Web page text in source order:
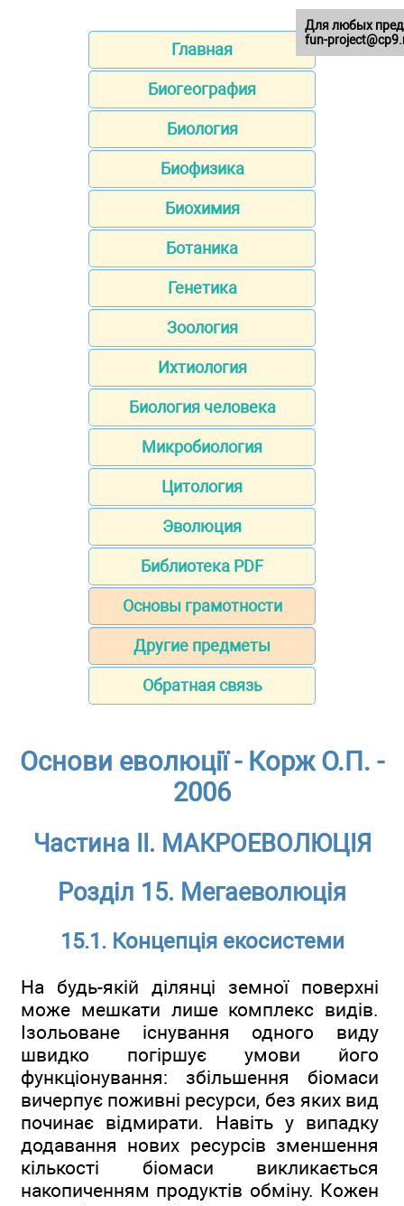
Главная
Биогеография
Биология
Биофизика
Биохимия
Ботаника
Генетика
Зоология
Ихтиология
Биология человека
Микробиология
Цитология
Эволюция
Библиотека PDF
Основы грамотности
Другие предметы
Обратная связь
Основи еволюції - Корж О.П. -
2006
Частина ІІ. МАКРОЕВОЛЮЦІЯ
Розділ 15. Мегаеволюція
15.1. Концепція екосистеми
На будь-якій ділянці земної поверхні
може мешкати лише комплекс видів.
Ізольоване існування одного виду
швидко погіршує умови його
функціонування: збільшення біомаси
вичерпує поживні ресурси, без яких вид
починає відмирати. Навіть у випадку
додавання нових ресурсів зменшення
кількості біомаси викликається
накопиченням продуктів обміну. Кожен
Для любых
fun-